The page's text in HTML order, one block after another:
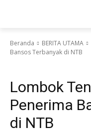
Beranda BERITA UTAMA
Bansos Terbanyak di NTB
Lombok
Penerima
di NTB